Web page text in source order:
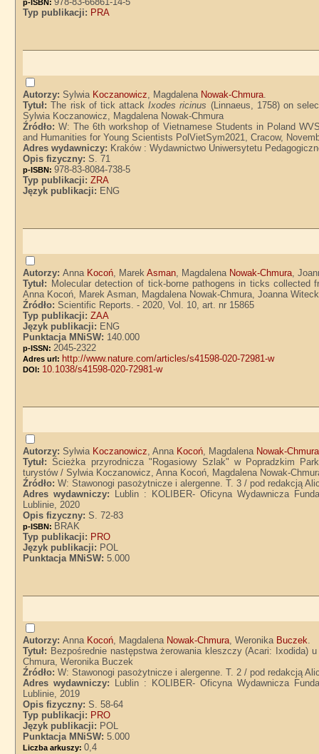
p-ISBN:
Typ publikacji: PRA
Autorzy:Sylwia Koczanowicz, Magdalena Nowak-Chmura.
Tytuł:The risk of tick attackIxodes ricinus (Linnaeus, 1758) on
Sylwia Koczanowicz, Magdalena Nowak-Chmura
Źródło:W: The 6th workshop of Vietnamese Students in Poland
and Humanities for Young Scientists PolVietSym2021, Cracow,
Adres wydawniczy: Kraków : Wydawnictwo Uniwersytetu
Opis fizyczny:S. 71
p-ISBN:978-83-8084-738-5
Typ publikacji:ZRA
Język publikacji: ENG
Autorzy:Anna Kocoń, MarekAsman, Magdalena Nowak-Chmura,
Tytuł: Molecular detection of tick-borne pathogens in ticks
Anna Kocoń, Marek Asman, Magdalena Nowak-Chmura, Joanna
Źródło:Scientific Reports. - 2020, Vol. 10, art. nr 15865
Typ publikacji:ZAA
Język publikacji: ENG
Punktacja MNiSW: 140.000
p-ISSN: 2045-2322
Adres url: http://www.nature.com/articles/s41598-020-72981-w
DOI: 10.1038/s41598-020-72981-w
Autorzy:Sylwia Koczanowicz, Anna Kocoń, Magdalena Nowak-Chmura
Tytuł:Ścieżka przyrodnicza "Rogasiowy Szlak" w Popradzkim
turystów / Sylwia Koczanowicz, Anna Kocoń, Magdalena Nowak-
Źródło:W: Stawonogi pasożytnicze i alergenne. T. 3 / pod redakcją
Adres wydawniczy:
Lublin : KOLIBER- Oficyna Wydawnicza
Lublinie, 2020
Opis fizyczny:S. 72-83
p-ISBN: BRAK
Typ publikacji: PRO
Język publikacji: POL
Punktacja MNiSW:5.000
Autorzy:Anna Kocoń, Magdalena Nowak-Chmura, Weronika Buczek.
Tytuł: Bezpośrednie następstwa żerowania kleszczy (Acari: Ixodida)
Chmura, Weronika Buczek
Źródło:W: Stawonogi pasożytnicze i alergenne. T. 2 / pod redakcją
Adres wydawniczy:
Lublin : KOLIBER- Oficyna Wydawnicza
Lublinie, 2019
Opis fizyczny:S. 58-64
Typ publikacji: PRO
Język publikacji: POL
Punktacja MNiSW:5.000
Liczba arkuszy:0,4